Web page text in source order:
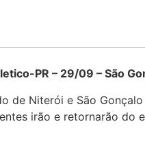
PR – 29/09 – São
de Niterói e São
irão e retornarão